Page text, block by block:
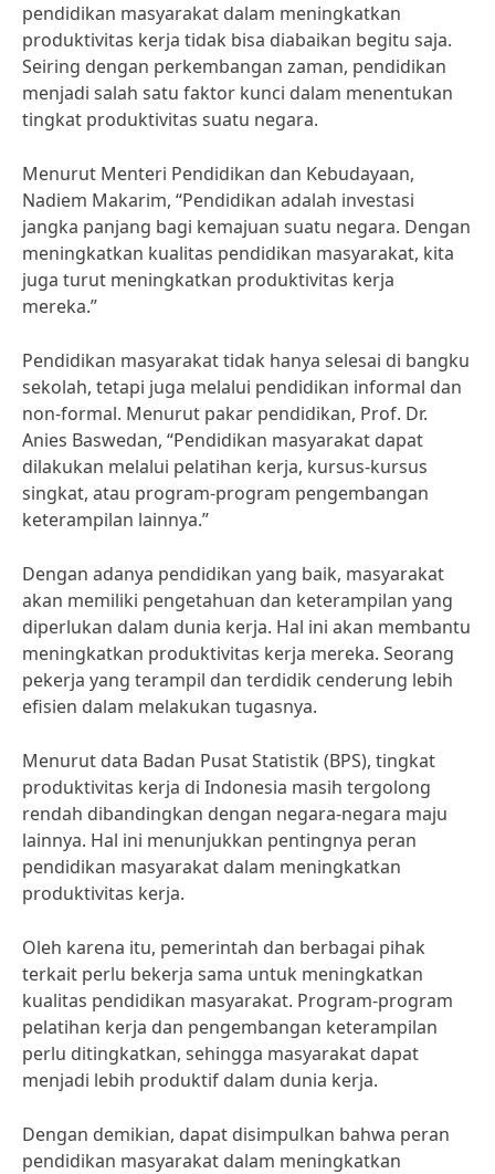
pendidikan masyarakat dalam meningkatkan
produktivitas kerja tidak bisa diabaikan begitu saja.
Seiring dengan perkembangan zaman, pendidikan
menjadi salah satu faktor kunci dalam menentukan
tingkat produktivitas suatu negara.
Menurut Menteri Pendidikan dan Kebudayaan,
Nadiem Makarim, “Pendidikan adalah investasi
jangka panjang bagi kemajuan suatu negara. Dengan
meningkatkan kualitas pendidikan masyarakat, kita
juga turut meningkatkan produktivitas kerja
mereka.”
Pendidikan masyarakat tidak hanya selesai di bangku
sekolah, tetapi juga melalui pendidikan informal dan
non-formal. Menurut pakar pendidikan, Prof. Dr.
Anies Baswedan, “Pendidikan masyarakat dapat
dilakukan melalui pelatihan kerja, kursus-kursus
singkat, atau program-program pengembangan
keterampilan lainnya.”
Dengan adanya pendidikan yang baik, masyarakat
akan memiliki pengetahuan dan keterampilan yang
diperlukan dalam dunia kerja. Hal ini akan membantu
meningkatkan produktivitas kerja mereka. Seorang
pekerja yang terampil dan terdidik cenderung lebih
efisien dalam melakukan tugasnya.
Menurut data Badan Pusat Statistik (BPS), tingkat
produktivitas kerja di Indonesia masih tergolong
rendah dibandingkan dengan negara-negara maju
lainnya. Hal ini menunjukkan pentingnya peran
pendidikan masyarakat dalam meningkatkan
produktivitas kerja.
Oleh karena itu, pemerintah dan berbagai pihak
terkait perlu bekerja sama untuk meningkatkan
kualitas pendidikan masyarakat. Program-program
pelatihan kerja dan pengembangan keterampilan
perlu ditingkatkan, sehingga masyarakat dapat
menjadi lebih produktif dalam dunia kerja.
Dengan demikian, dapat disimpulkan bahwa peran
pendidikan masyarakat dalam meningkatkan